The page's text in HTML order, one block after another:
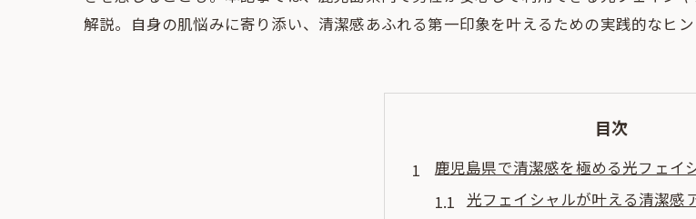
解説。自身の肌悩みに寄り添い、清潔感あふれる第一印象を叶えるための実践的なヒン
目次
鹿児島県で清潔感を極める光フェイ
光フェイシャルが叶える清潔感